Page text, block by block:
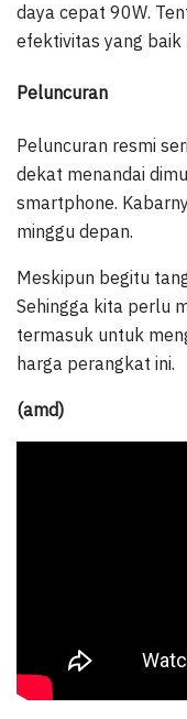
daya cepat 90W.
efektivitas yang baik
Peluncuran
Peluncuran resmi
dekat menandai
smartphone.
minggu depan.
Meskipun begitu
Sehingga kita perlu
termasuk untuk
harga perangkat ini.
(amd)